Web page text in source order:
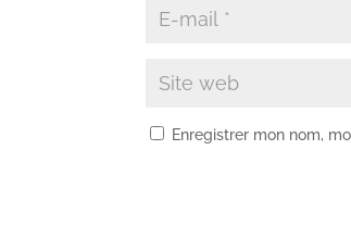
Enregistrer mon nom,